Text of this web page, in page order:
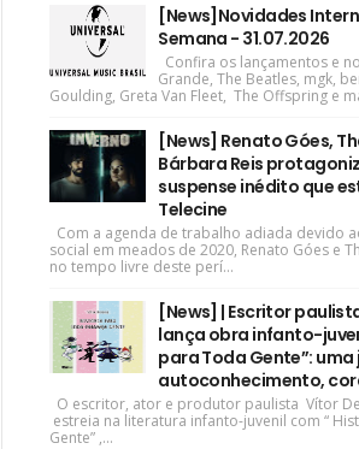
[News]Novidades
Semana - 31.07.2026
Confira os lançamentos e
Grande, The Beatles, mgk,
Goulding, Greta Van Fleet, The Offspring e
[News] Renato Góes,
Bárbara Reis
suspense inédito que
Telecine
Com a agenda de trabalho adiada devido
social em meados de 2020, Renato Góes e
no tempo livre deste perí...
[News] | Escritor
lança obra infanto-
para Toda Gente”:
autoconhecimento,
O escritor, ator e produtor paulista Vítor
estreia na literatura infanto-juvenil com “
Gente” ,...